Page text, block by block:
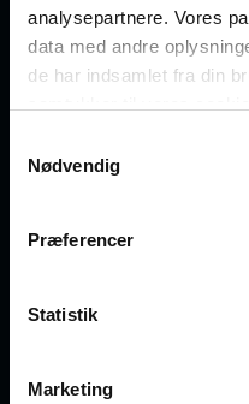
analysepartnere. Vores
data med andre
de har indsamlet fra din
Nødvendig
Præferencer
Statistik
Marketing
EFTERNAVN